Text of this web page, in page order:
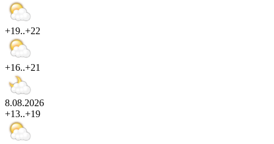
+19..+22
+16..+21
8.08.2026
+13..+19